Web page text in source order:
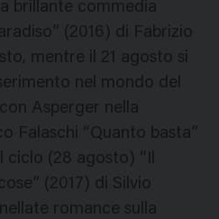
brillante commedia
(2016) di Fabrizio
mentre il 21 agosto si
nel mondo del
Asperger nella
Falaschi “Quanto basta”
ciclo (28 agosto) “Il
(2017) di Silvio
romance sulla